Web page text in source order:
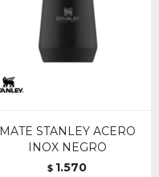
MATE STANLEY ACERO
INOX NEGRO
$ 1.570